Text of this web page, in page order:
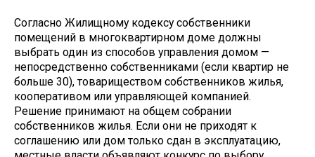
Согласно Жилищному кодексу собственники
помещений в многоквартирном доме должны
выбрать один из способов управления домом —
непосредственно собственниками (если квартир не
больше 30), товариществом собственников жилья,
кооперативом или управляющей компанией.
Решение принимают на общем собрании
собственников жилья. Если они не приходят к
соглашению или дом только сдан в эксплуатацию,